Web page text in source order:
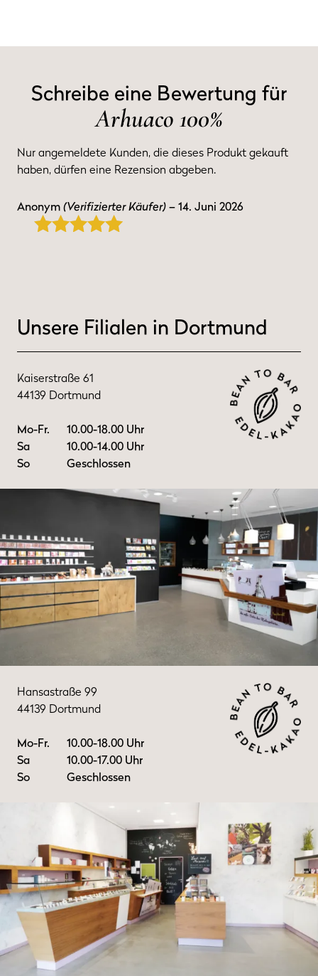
Schreibe eine Bewertung für
Arhuaco 100%
Anonym (Verifizierter Käufer) – 14. Juni 2026
Nur angemeldete Kunden, die dieses Produkt gekauft
haben, dürfen eine Rezension abgeben.
Unsere Filialen in Dortmund
Kaiserstraße 61
44139 Dortmund
Mo-Fr.
Sa
So
10.00-18.00 Uhr
10.00-14.00 Uhr
Geschlossen
Hansastraße 99
44139 Dortmund
Mo-Fr.
Sa
So
10.00-18.00 Uhr
10.00-17.00 Uhr
Geschlossen